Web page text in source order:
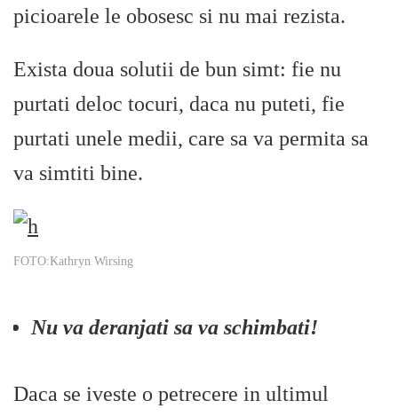
picioarele le obosesc si nu mai rezista.
Exista doua solutii de bun simt: fie nu
purtati deloc tocuri, daca nu puteti, fie
purtati unele medii, care sa va permita sa
va simtiti bine.
FOTO:Kathryn Wirsing
Nu va deranjati sa va schimbati!
Daca se iveste o petrecere in ultimul